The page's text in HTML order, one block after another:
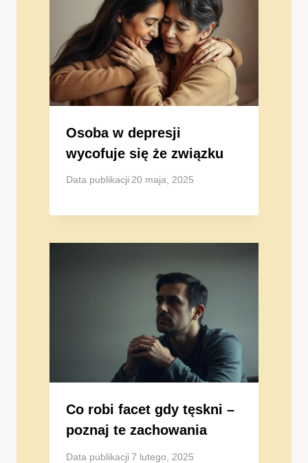
Osoba w depresji
wycofuje się że związku
Data publikacji 20 maja, 2025
Co robi facet gdy tęskni –
poznaj te zachowania
Data publikacji 7 lutego, 2025